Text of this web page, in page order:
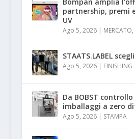
partnership, premi
UV
Ago 5, 2026| MERCATO,
STAATS.LABEL
Ago 5, 2026| FINISHING
Da BOBST
imballaggi a zero
Ago 5, 2026| STAMPA